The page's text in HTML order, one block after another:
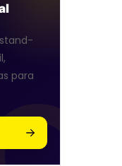
para